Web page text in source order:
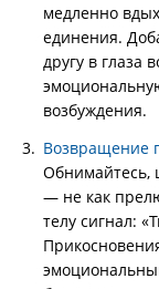
медленно
единения.
другу в глаза
возбуждения.
Возвращение
Обнимайтесь,
— не как
телу сигнал: